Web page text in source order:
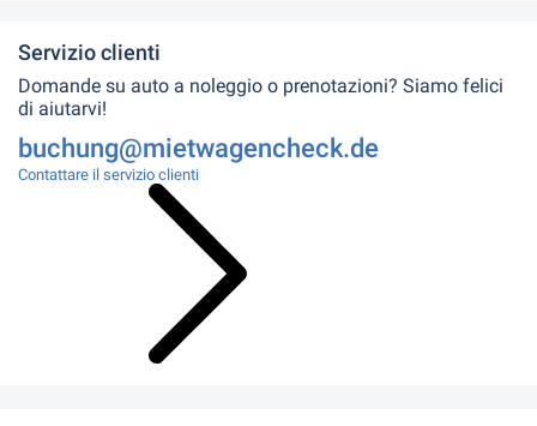
Servizio clienti
Domande su auto a noleggio o prenotazioni? Siamo felici
di aiutarvi!
buchung@mietwagencheck.de
Contattare il servizio clienti